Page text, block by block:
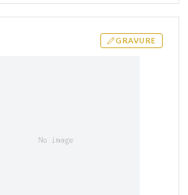
GRAVURE
Alliance Or Adelhi